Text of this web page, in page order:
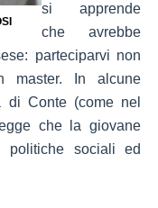
si apprende
che avrebbe
parteciparvi non
master. In alcune
di Conte (come nel
che la giovane
politiche sociali ed